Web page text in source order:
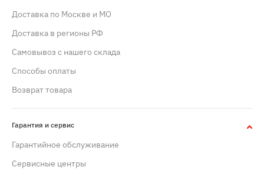
Доставка по Москве и МО
Доставка в регионы РФ
Самовывоз с нашего склада
Способы оплаты
Возврат товара
Гарантия и сервис
Гарантийное обслуживание
Сервисные центры